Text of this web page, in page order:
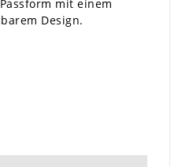
mit einem
Design.